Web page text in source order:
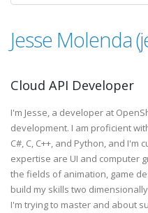
Jesse Molenda
Cloud API Developer
I'm Jesse, a developer at
development. I am proficient with
C#, C, C++, and Python, and I'm
expertise are UI and computer
the fields of animation, game
build my skills two
I'm trying to master and about